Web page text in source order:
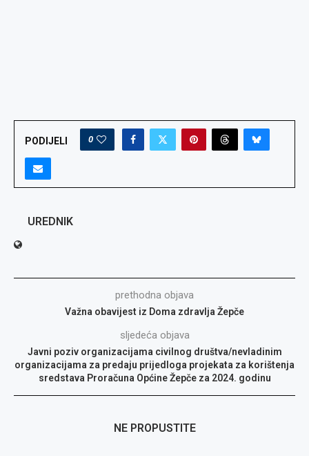
PODIJELI 0
UREDNIK
prethodna objava
Važna obavijest iz Doma zdravlja Žepče
sljedeća objava
Javni poziv organizacijama civilnog društva/nevladinim
organizacijama za predaju prijedloga projekata za korištenja
sredstava Proračuna Općine Žepče za 2024. godinu
NE PROPUSTITE